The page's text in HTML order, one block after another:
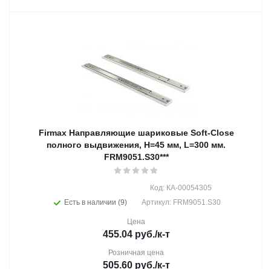
Firmax Направляющие шариковые Soft-Close
полного выдвижения, H=45 мм, L=300 мм.
FRM9051.S30***
Есть в наличии (9)
Код: КА-00054305
Артикул: FRM9051.S30
Цена
455.04руб./к-т
Розничная цена
505.60руб./к-т